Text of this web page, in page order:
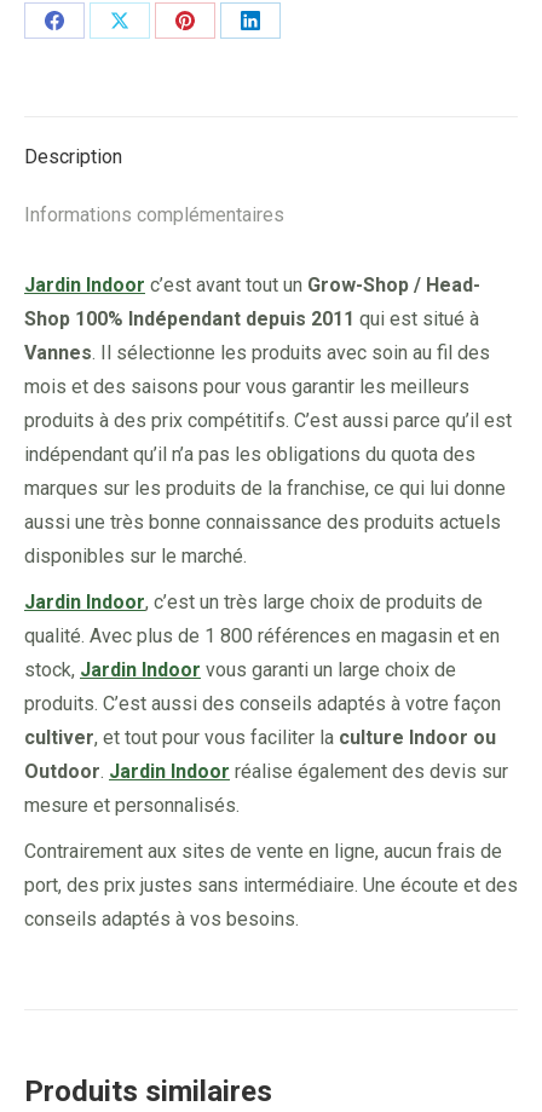
Share
Share
Share
Share
Description
Informations complémentaires
Jardin Indoor c’est avant tout un Grow-Shop / Head-
Shop 100% Indépendant depuis 2011 qui est situé à
Vannes. Il sélectionne les produits avec soin au fil des
mois et des saisons pour vous garantir les meilleurs
produits à des prix compétitifs. C’est aussi parce qu’il est
indépendant qu’il n’a pas les obligations du quota des
marques sur les produits de la franchise, ce qui lui donne
aussi une très bonne connaissance des produits actuels
disponibles sur le marché.
Jardin Indoor, c’est un très large choix de produits de
qualité. Avec plus de 1 800 références en magasin et en
stock, Jardin Indoor vous garanti un large choix de
produits. C’est aussi des conseils adaptés à votre façon
cultiver, et tout pour vous faciliter la culture Indoor ou
Outdoor. Jardin Indoor réalise également des devis sur
mesure et personnalisés.
Contrairement aux sites de vente en ligne, aucun frais de
port, des prix justes sans intermédiaire. Une écoute et des
conseils adaptés à vos besoins.
Produits similaires